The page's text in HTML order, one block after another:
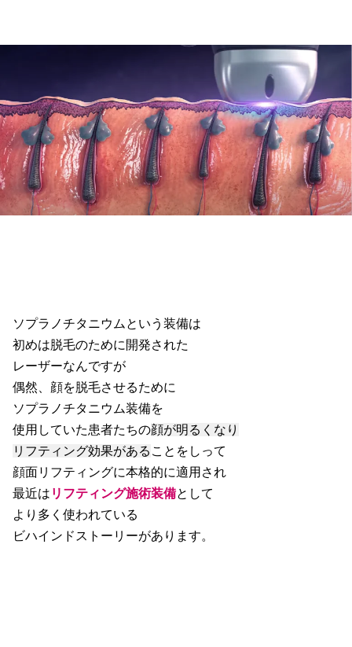
ソプラノチタニウムという装備は
初めは脱毛のために開発された
レーザーなんですが
偶然、顔を脱毛させるために
ソプラノチタニウム装備を
使用していた患者たちの顔が明るくなり
リフティング効果がある ことをしって
顔面リフティングに本格的に適用され
最近は リフティング施術装備として
より多く使われている
ビハインドストーリーがあります。